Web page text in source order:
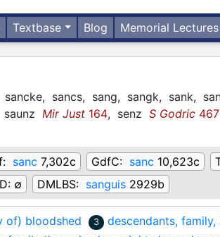
Textbase Blog Memorial Lectures
sancke, sancs, sang, sangk, sank,
saunz Mir Just 164, senz S Godric
sanc 7,302c GdfC: sanc 10,623c
∅ DMLBS: sanguis 2929b
of) bloodshed 3 descendants, family,